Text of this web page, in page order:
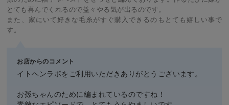
とても喜んでくれるので益々やる気が出るのです。
また、家にいて好きな毛糸がすぐ購入できるのもとても嬉しい事で
す。
お店からのコメント
イトヘンラボをご利用いただきありがとうございます。
お孫ちゃんのために編まれているのですね！